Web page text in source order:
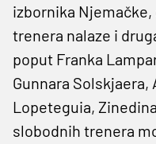
izbornika
trenera nalaze i
poput Franka
Gunnara
Lopeteguia,
slobodnih trenera